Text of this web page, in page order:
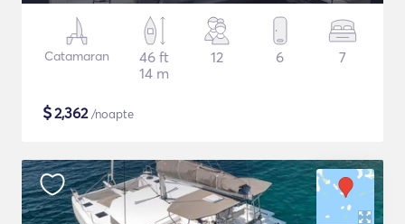
Catamaran
46 ft
14 m
12 6 7
$2,362/noapte